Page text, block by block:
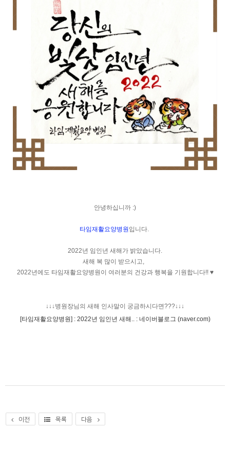
안녕하십니까 :)
타임재활요양병원 입니다.
2022년 임인년 새해가 밝았습니다.
새해 복 많이 받으시고,
2022년에도 타임재활요양병원이 여러분의 건강과 행복을 기원합니다!! ♥
↓↓↓병원장님의 새해 인사말이 궁금하시다면???↓↓↓
[타임재활요양병원] : 2022년 임인년 새해.. : 네이버블로그 (naver.com)
이전 목록 다음